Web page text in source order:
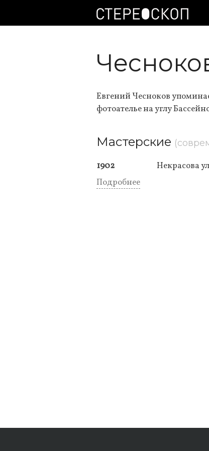
Евгений Чесноков
фотоателье на углу
Мастерские
1902
Некрасова
Подробнее